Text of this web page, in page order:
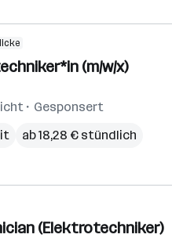
(m/w/x)
Gesponsert
ab 18,28 € stündlich
(Elektrotechniker)